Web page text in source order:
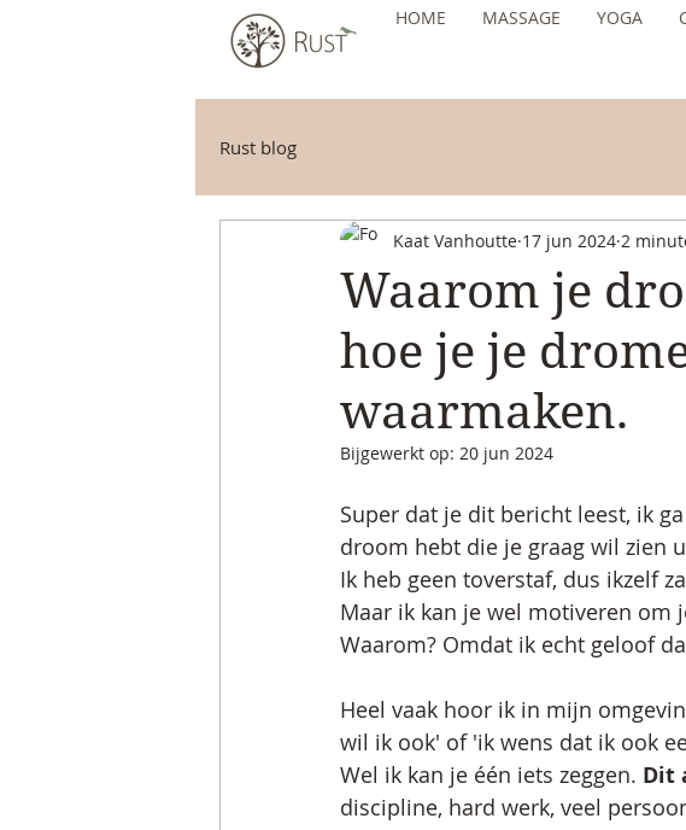
HOME MASSAGE YOGA
Rust blog
Waarom je
hoe je je
waarmaken.
Kaat Vanhoutte 17 jun 2024 2
Bijgewerkt op: 20 jun 2024
Super dat je dit bericht leest, ik
droom hebt die je graag wil zien
Ik heb geen toverstaf, dus ikzelf
Maar ik kan je wel motiveren om
Waarom? Omdat ik echt geloof
Heel vaak hoor ik in mijn
wil ik ook' of 'ik wens dat ik ook
Wel ik kan je één iets zeggen. Dit
discipline, hard werk, veel